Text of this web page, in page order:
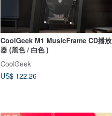
CoolGeek M1 MusicFrame CD播放
器 (黑色 / 白色 )
CoolGeek
US$ 122.26